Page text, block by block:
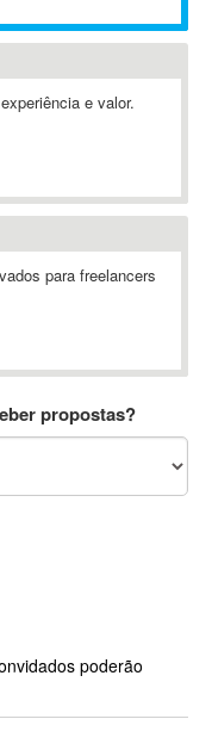
e valor.
para freelancers
propostas?
poderão